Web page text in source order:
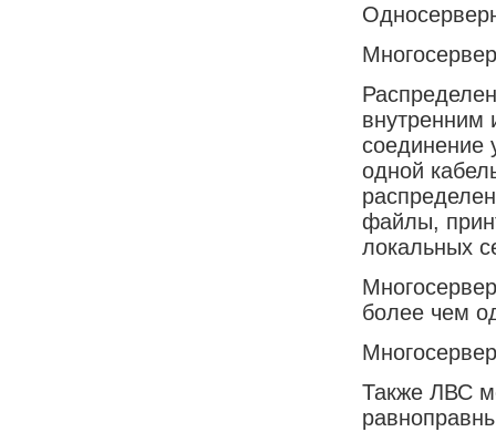
внутренним
соединение
одной
файлы,
локальных
более чем
Также ЛВС